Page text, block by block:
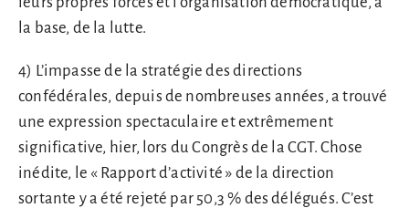
la base, de la lutte.
4) L’impasse de la stratégie des directions
confédérales, depuis de nombreuses années, a trouvé
une expression spectaculaire et extrêmement
significative, hier, lors du Congrès de la CGT. Chose
inédite, le « Rapport d’activité » de la direction
sortante y a été rejeté par 50,3 % des délégués. C’est